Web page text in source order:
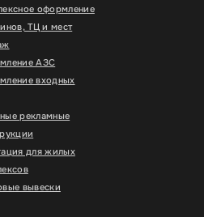
оформление
ТЦ и мест
АЗС
входных
рекламные
для жилых
вывески